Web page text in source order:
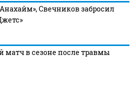
Свечников забросил
матч в сезоне после травмы